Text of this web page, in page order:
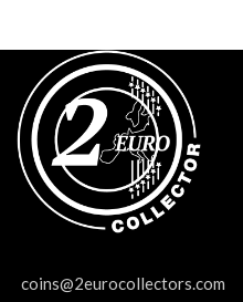
coins@2eurocollectors.com